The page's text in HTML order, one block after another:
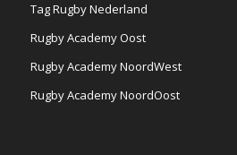
Tag Rugby Nederland
Rugby Academy Oost
Rugby Academy NoordWest
Rugby Academy NoordOost